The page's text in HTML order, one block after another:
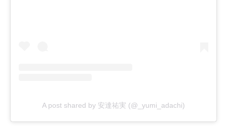
A post shared by 安達祐実 (@_yumi_adachi)